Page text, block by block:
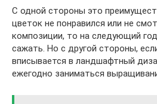
С одной стороны это
цветок не понравился или не
композиции, то на следующий
сажать. Но с другой стороны,
вписывается в ландшафтный
ежегодно заниматься